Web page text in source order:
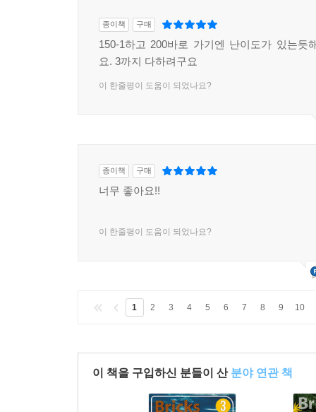
종이책 구매
150-1하고 200바로 가기엔 난이도가 있는듯
요. 3까지 다하려구요
이 한줄평이 도움이 되었나요?
종이책 구매
너무 좋아요!!
이 한줄평이 도움이 되었나요?
1 2 3 4 5 6 7 8 9 10
이 책을 구입하신 분들이 산 분야 연관 책